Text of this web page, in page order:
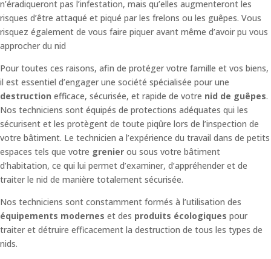
n’éradiqueront pas l’infestation, mais qu’elles augmenteront les
risques d’être attaqué et piqué par les frelons ou les guêpes. Vous
risquez également de vous faire piquer avant même d’avoir pu vous
approcher du nid
Pour toutes ces raisons, afin de protéger votre famille et vos biens,
il est essentiel d’engager une société spécialisée pour une
destruction efficace, sécurisée, et rapide de votre nid de guêpes.
Nos techniciens sont équipés de protections adéquates qui les
sécurisent et les protègent de toute piqûre lors de l’inspection de
votre bâtiment. Le technicien a l’expérience du travail dans de petits
espaces tels que votre grenier ou sous votre bâtiment
d’habitation, ce qui lui permet d’examiner, d’appréhender et de
traiter le nid de manière totalement sécurisée.
Nos techniciens sont constamment formés à l’utilisation des
équipements modernes et des produits écologiques pour
traiter et détruire efficacement la destruction de tous les types de
nids.